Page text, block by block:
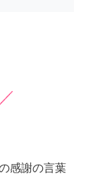
感謝の言葉